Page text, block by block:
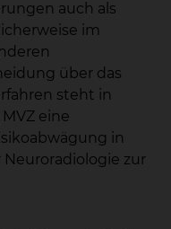
auch als
im
über das
steht in
eine
in
zur